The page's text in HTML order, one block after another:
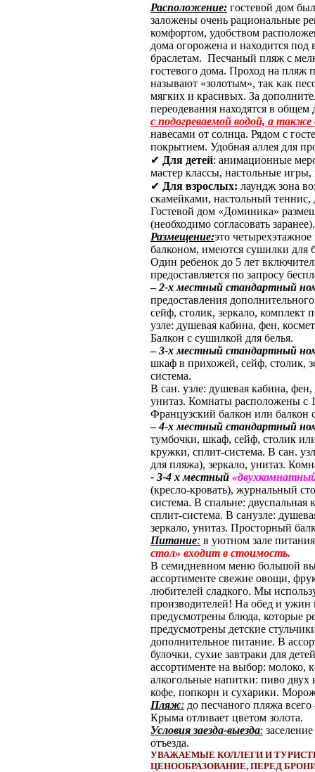
Расположение: гостевой дом
заложены очень рациональные
комфортом, удобством
дома огорожена и находится
браслетам. Песчаный пляж с
гостевого дома. Проход на пляж
называют «золотым», так как
мягких и красивых. За
переодевания находятся в
с подогреваемой водой, а
навесами от солнца. Рядом с
покрытием. Удобная аллея для
✔ Для детей: анимационные
мастер классы, настольные
✔ Для взрослых: лаундж зона
скамейками, настольный теннис,
Гостевой дом «Доминика»
(необходимо согласовать заранее).
Размещение:это
балконом, имеются сушилки для
Один ребенок до 5 лет
предоставляется по запросу
–2-х местный стандартный
предоставления
сейф, столик, зеркало, комплект
узле: душевая кабина, фен,
Балкон с сушилкой для белья.
–3-х местный стандартный
шкаф в прихожей, сейф, столик,
система.
В сан. узле: душевая кабина,
унитаз. Комнаты расположены с
Французский балкон или балкон
–4-х местный стандартный
тумбочки, шкаф, сейф, столик
кружки, сплит-система. В сан.
для пляжа), зеркало, унитаз.
- 3-4 х местный
(кресло-кровать), журнальный
система. В спальне:
сплит-система. В санузле:
зеркало, унитаз. Просторный
Питание: в уютном зале
стол» входит в стоимость.
В семидневном меню большой
ассортименте свежие овощи,
любителей сладкого. Мы
производителей! На обед и ужин
предусмотрены блюда, которые
предусмотрены детские
дополнительное питание. В
булочки, сухие завтраки для
ассортименте на выбор: молоко,
алкогольные напитки: пиво
кофе, попкорн и сухарики.
Пляж: до песчаного пляжа
Крыма отливает цветом золота.
Условия заезда-выезда:
отъезда.
УВАЖАЕМЫЕ КОЛЛЕГИ И
ЦЕНООБРАЗОВАНИЕ, ПЕРЕД